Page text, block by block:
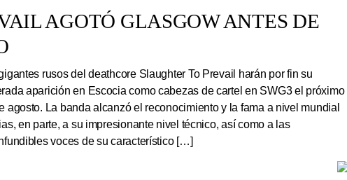
AGOTÓ GLASGOW ANTES DE
rusos del deathcore Slaughter To Prevail harán por fin su
aparición en Escocia como cabezas de cartel en SWG3 el próximo
agosto. La banda alcanzó el reconocimiento y la fama a nivel mundial
en parte, a su impresionante nivel técnico, así como a las
voces de su característico […]